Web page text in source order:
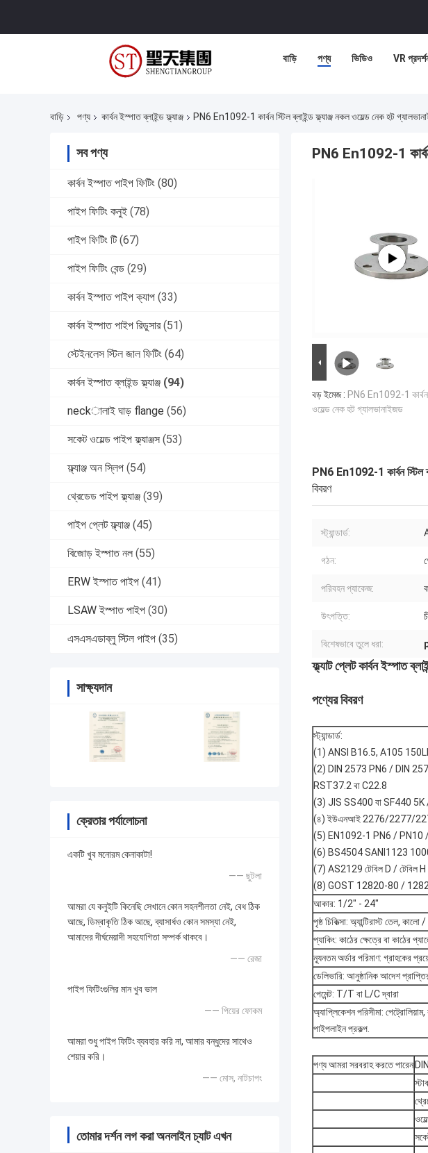
বাড়ি পণ্য ভিডিও VR
বাড়ি পণ্য কার্বন ইস্পাত ব্লাইন্ড ফ্ল্যাঞ্জ PN6 En1092-1 কার্বন স্টিল ব্লাইন্ড ফ্ল্যাঞ্জ নকল ওয়েল্ড নেক হট
সব পণ্য
কার্বন ইস্পাত পাইপ ফিটিং (80)
পাইপ ফিটিং কনুই (78)
পাইপ ফিটিং টি (67)
পাইপ ফিটিং বেন্ড (29)
কার্বন ইস্পাত পাইপ ক্যাপ (33)
কার্বন ইস্পাত পাইপ রিডুসার (51)
স্টেইনলেস স্টিল জাল ফিটিং (64)
কার্বন ইস্পাত ব্লাইন্ড ফ্ল্যাঞ্জ (94)
neckালাই ঘাড় flange (56)
সকেট ওয়েল্ড পাইপ ফ্ল্যাঞ্জস (53)
ফ্ল্যাঞ্জ অন স্লিপ (54)
থ্রেডেড পাইপ ফ্ল্যাঞ্জ (39)
পাইপ প্লেট ফ্ল্যাঞ্জ (45)
বিজোড় ইস্পাত নল (55)
ERW ইস্পাত পাইপ (41)
LSAW ইস্পাত পাইপ (30)
এসএসএডাব্লু স্টিল পাইপ (35)
সাক্ষ্যদান
ক্রেতার পর্যালোচনা
একটি খুব মনোরম কেনাকাটা!
—— ছুটলা
আমরা যে কনুইটি কিনেছি সেখানে কোন সহনশীলতা নেই, বেধ ঠিক
আছে, ডিম্বাকৃতি ঠিক আছে, ব্যাসার্ধও কোন সমস্যা নেই,
আমাদের দীর্ঘমেয়াদী সহযোগিতা সম্পর্ক থাকবে।
—— রেজা
পাইপ ফিটিংগুলির মান খুব ভাল
—— পিয়ের ফোকম
আমরা শুধু পাইপ ফিটিং ব্যবহার করি না, আমার বন্ধুদের সাথেও
শেয়ার করি।
—— মোস, নাটচাপং
তোমার দর্শন লগ করা অনলাইন চ্যাট এখন
PN6 En1092-1 কার্বন
বড় ইমেজ : PN6 En1092-1 কার্বন
ওয়েল্ড নেক হট গ্যালভানাইজড
PN6 En1092-1 কার্বন স্টিল
বিবরণ
স্ট্যান্ডার্ড:
গঠন:
পরিবহন প্যাকেজ:
উৎপত্তি:
বিশেষভাবে তুলে ধরা:
ফ্ল্যাট প্লেট কার্বন ইস্পাত
পণ্যের বিবরণ
স্ট্যান্ডার্ড:
(1) ANSI B16.5, A105
(2) DIN 2573 PN6 / DIN
RST37.2 বা C22.8
(3) JIS SS400 বা SF440
(৪) ইউএনআই 2276/2277/
(5) EN1092-1 PN6 / PN10
(6) BS4504 SANI1123
(7) AS2129 টেবিল D / টেবিল H /
(8) GOST 12820-80 / 12821-
আকার: 1/2" - 24"
পৃষ্ঠ চিকিত্সা: অ্যান্টিরাস্ট তেল,
প্যাকিং: কাঠের ক্ষেত্রে বা কাঠের
ন্যূনতম অর্ডার পরিমাণ: গ্রাহকের
ডেলিভারি: আনুষ্ঠানিক আদেশ
পেমেন্ট: T/T বা L/C দ্বারা
অ্যাপ্লিকেশন পরিসীমা:
পাইপলাইন প্রকল্প.
পণ্য আমরা সরবরাহ করতে পারেন